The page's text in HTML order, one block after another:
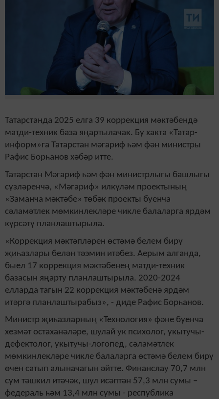
Татарстанда 2025 елга 39 коррекция мәктәбендә
матди-техник база яңартылачак. Бу хакта «Татар-
информ»га Татарстан мәгариф һәм фән министры
Рафис Борһанов хәбәр итте.
Татарстан Мәгариф һәм фән министрлыгы башлыгы
сүзләренчә, «Мәгариф» илкүләм проектының
«Заманча мәктәбе» төбәк проекты буенча
сәламәтлек мөмкинлекләре чикле балаларга ярдәм
күрсәтү планлаштырыла.
«Коррекция мәктәпләрен өстәмә белем бирү
җиһазлары белән тәэмин итәбез. Аерым алганда,
быел 17 коррекция мәктәбенең матди-техник
базасын яңарту планлаштырыла. 2020-2024
елларда тагын 22 коррекция мәктәбенә ярдәм
итәргә планлаштырабыз», - диде Рафис Борһанов.
Министр җиһазларның «Технология» фәне буенча
хезмәт остаханәләре, шулай ук психолог, укытучы-
дефектолог, укытучы-логопед, сәламәтлек
мөмкинлекләре чикле балаларга өстәмә белем бирү
өчен сатып алыначагын әйтте. Финанслау 70,7 млн
сум тәшкил итәчәк, шул исәптән 57,3 млн сумы –
федераль һәм 13,4 млн сумы - республика